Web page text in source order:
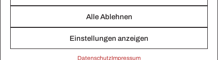
Alle Ablehnen
Einstellungen anzeigen
Daten­schutzImpressum